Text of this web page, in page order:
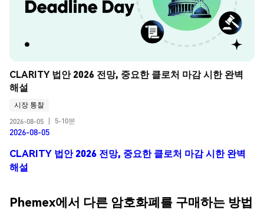
CLARITY 법안 2026 전망, 중요한 클로처 마감 시한 완벽
해설
시장 통찰
2026-08-05
5-10분
2026-08-05
CLARITY 법안 2026 전망, 중요한 클로처 마감 시한 완벽
해설
Phemex에서 다른 암호화폐를 구매하는 방법